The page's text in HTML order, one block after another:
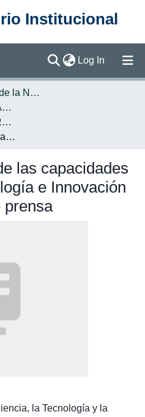
Institucional
Log In (current)
Programa Estado de la Nación (PEN)
ESTADO DE LAS CAPACIDADES EN CIENCIA, TECNOLOGÍA E INNOVACIÓN
MATERIALES PARA PRENSA ECCTI
HIPATIA Estado de las capacidades en Ciencia Tecnología e Innovación 2016 : carpeta de prensa
las capacidades
e Innovación
prensa
la Tecnología y la